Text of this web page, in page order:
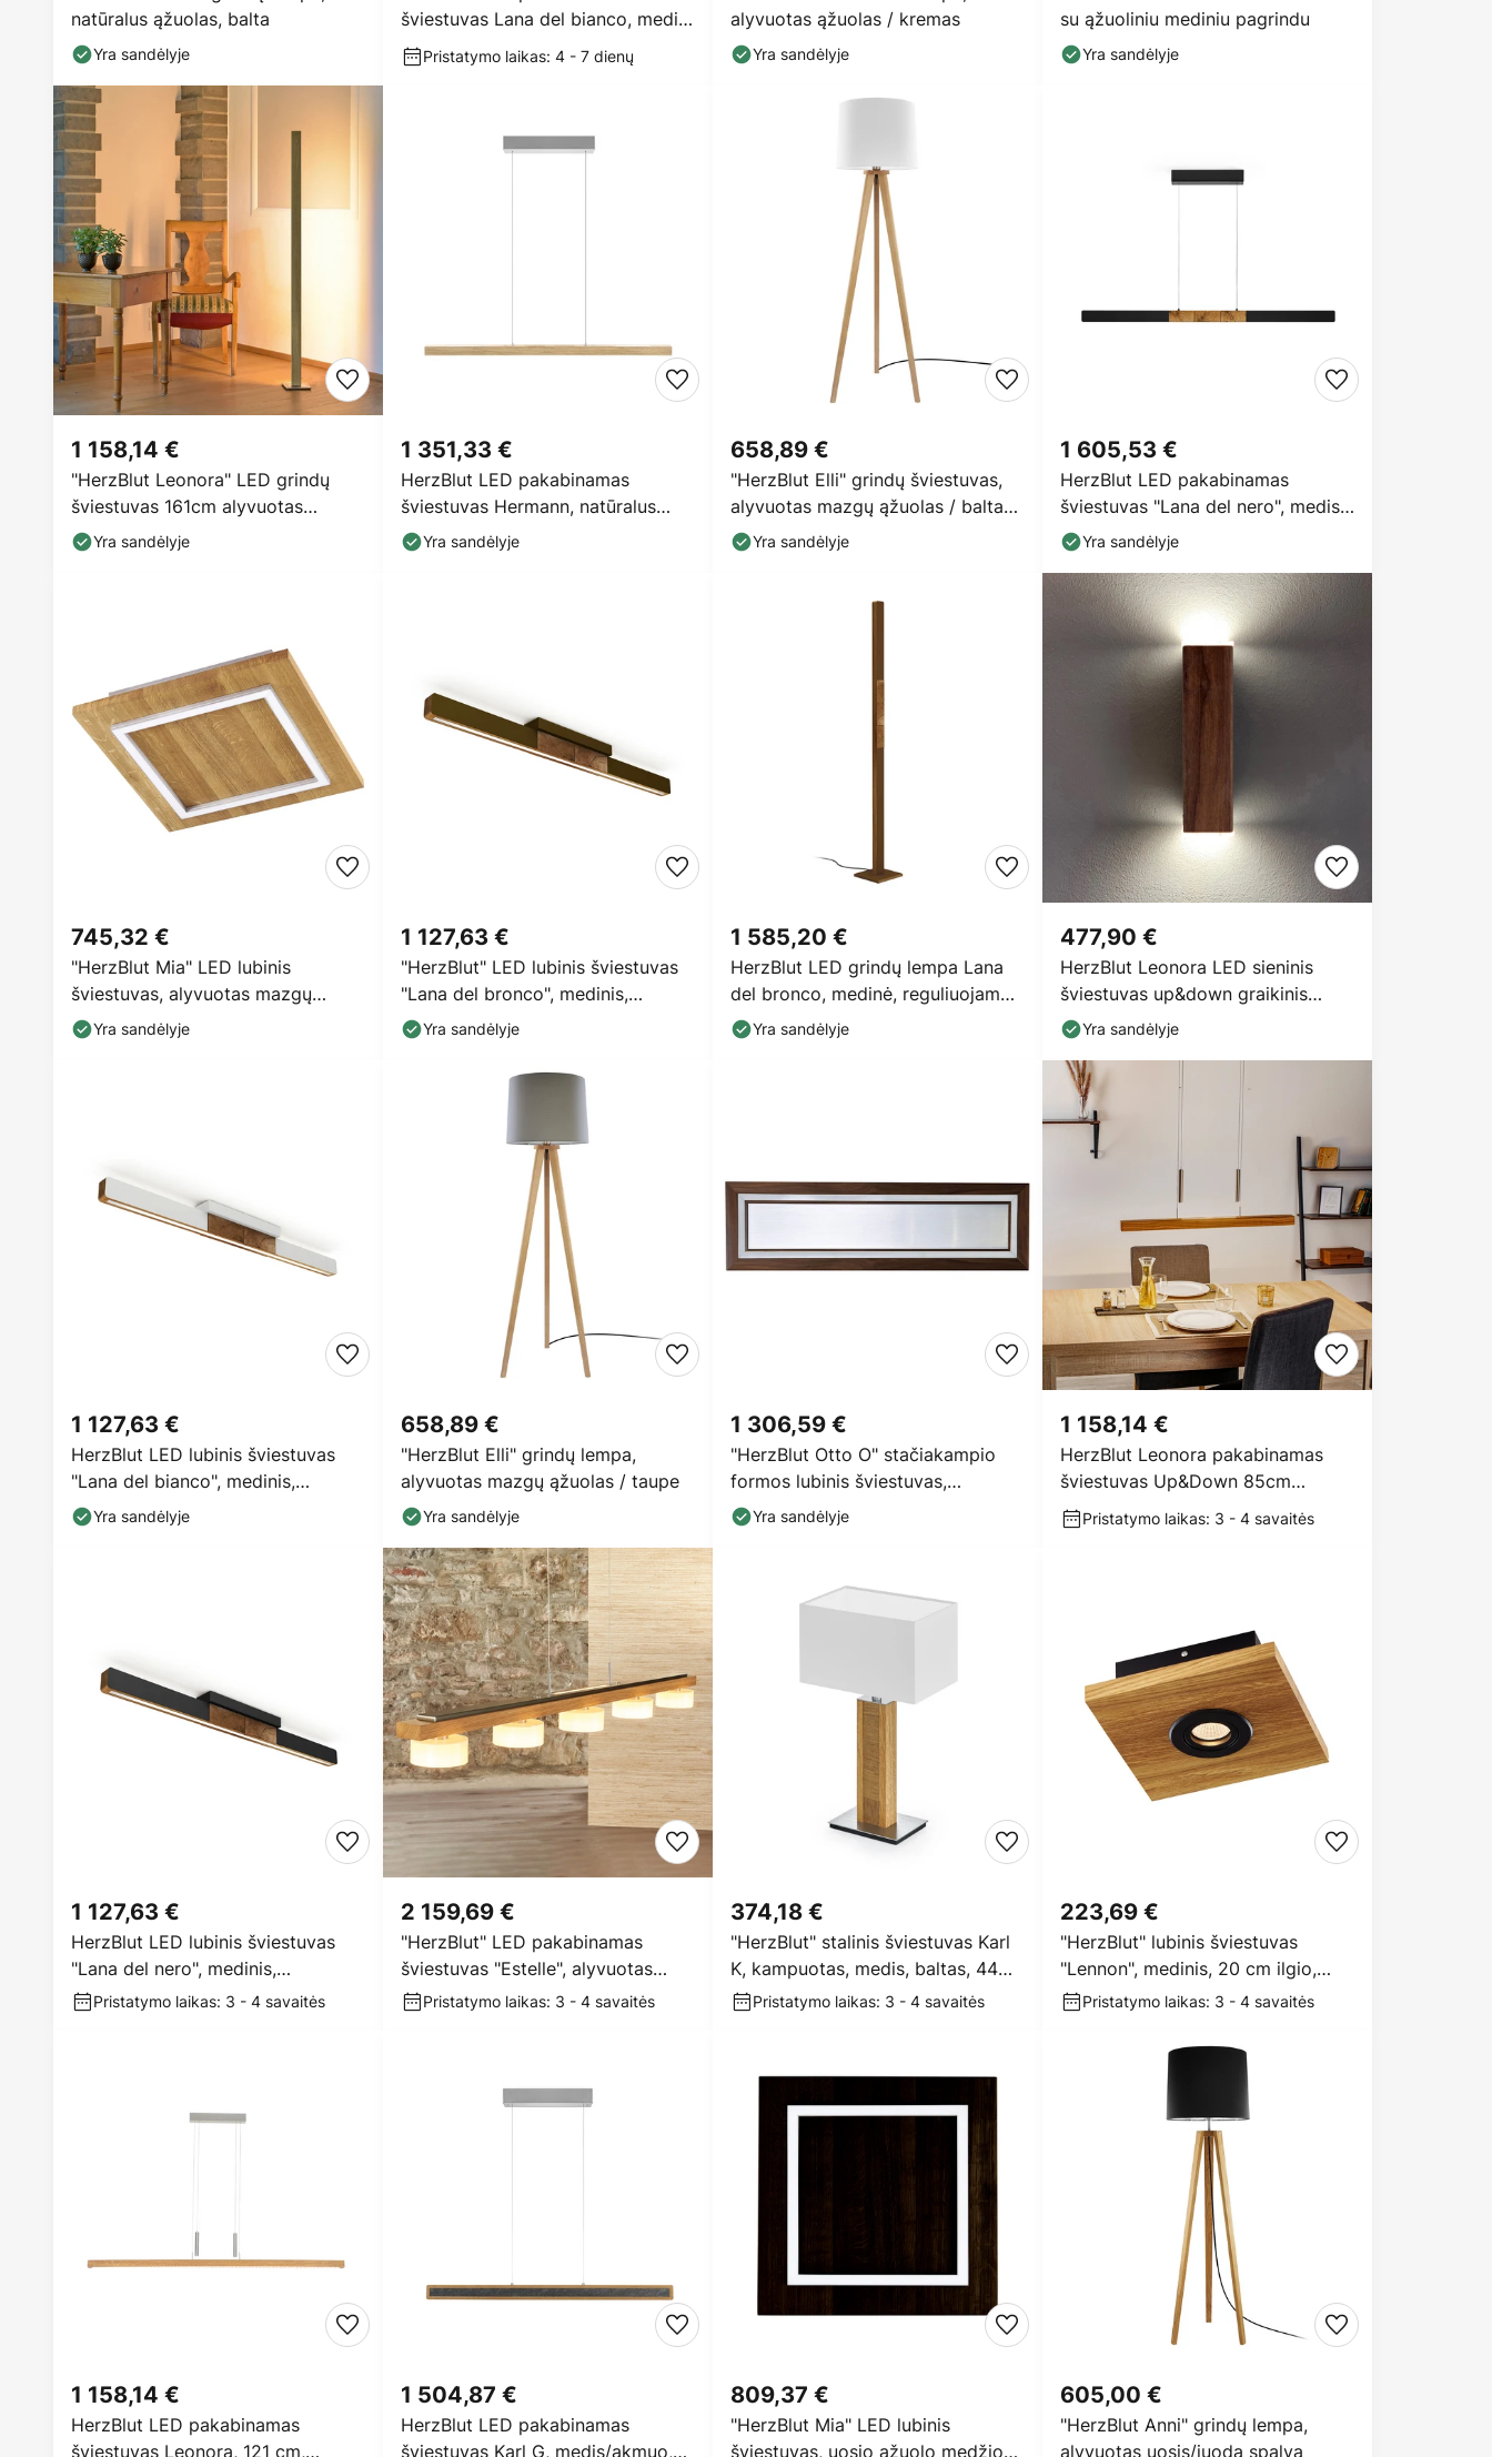
natūralus ąžuolas, balta
Yra sandėlyje
šviestuvas Lana del bianco, medis,
reguliuojamas
Pristatymo laikas: 4 - 7 dienų
alyvuotas ąžuolas / kremas
Yra sandėlyje
su ąžuoliniu mediniu pagrindu
Yra sandėlyje
"HerzBlut Leonora" LED grindų
šviestuvas 161cm alyvuotas
ąžuolas
1 158,14 €
Yra sandėlyje
HerzBlut LED pakabinamas
šviestuvas Hermann, natūralus
ąžuolas, aukštyn/žemyn
1 351,33 €
Yra sandėlyje
"HerzBlut Elli" grindų šviestuvas,
alyvuotas mazgų ąžuolas / balta
spalva
658,89 €
Yra sandėlyje
HerzBlut LED pakabinamas
šviestuvas "Lana del nero", medis,
reguliuojamas
1 605,53 €
Yra sandėlyje
"HerzBlut Mia" LED lubinis
šviestuvas, alyvuotas mazgų
ąžuolas
745,32 €
Yra sandėlyje
"HerzBlut" LED lubinis šviestuvas
"Lana del bronco", medinis,
reguliuojamas
1 127,63 €
Yra sandėlyje
HerzBlut LED grindų lempa Lana
del bronco, medinė, reguliuojamo
apšvietimo
1 585,20 €
Yra sandėlyje
HerzBlut Leonora LED sieninis
šviestuvas up&down graikinis
riešutas
477,90 €
Yra sandėlyje
HerzBlut LED lubinis šviestuvas
"Lana del bianco", medinis,
pritemdomas
1 127,63 €
Yra sandėlyje
"HerzBlut Elli" grindų lempa,
alyvuotas mazgų ąžuolas / taupe
658,89 €
Yra sandėlyje
"HerzBlut Otto O" stačiakampio
formos lubinis šviestuvas,
riešutmedžio
1 306,59 €
Yra sandėlyje
HerzBlut Leonora pakabinamas
šviestuvas Up&Down 85cm
alyvuotas
1 158,14 €
Pristatymo laikas: 3 - 4 savaitės
HerzBlut LED lubinis šviestuvas
"Lana del nero", medinis,
reguliuojamas
1 127,63 €
Pristatymo laikas: 3 - 4 savaitės
"HerzBlut" LED pakabinamas
šviestuvas "Estelle", alyvuotas
ąžuolas, 6 lemputės
2 159,69 €
Pristatymo laikas: 3 - 4 savaitės
"HerzBlut" stalinis šviestuvas Karl
K, kampuotas, medis, baltas, 44
cm, E27
374,18 €
Pristatymo laikas: 3 - 4 savaitės
"HerzBlut" lubinis šviestuvas
"Lennon", medinis, 20 cm ilgio,
GU10
223,69 €
Pristatymo laikas: 3 - 4 savaitės
HerzBlut LED pakabinamas
šviestuvas Leonora, 121 cm,
1 158,14 €
HerzBlut LED pakabinamas
šviestuvas Karl G, medis/akmuo,
1 504,87 €
"HerzBlut Mia" LED lubinis
šviestuvas, uosio ąžuolo medžio
809,37 €
"HerzBlut Anni" grindų lempa,
alyvuotas uosis/juoda spalva
605,00 €